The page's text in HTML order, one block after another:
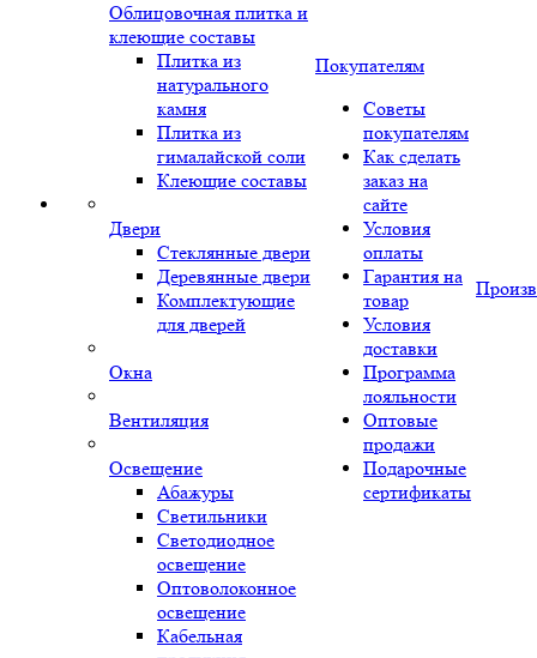
Облицовочная плитка и
клеющие составы
Плитка из
натурального
камня
Плитка из
гималайской соли
Клеющие составы
Двери
Стеклянные двери
Деревянные двери
Комплектующие
для дверей
Окна
Вентиляция
Освещение
Абажуры
Светильники
Светодиодное
освещение
Оптоволоконное
освещение
Кабельная
Покупателям
Советы
покупателям
Как сделать
заказ на
сайте
Условия
оплаты
Гарантия на
товар
Условия
доставки
Программа
лояльности
Оптовые
продажи
Подарочные
сертификаты